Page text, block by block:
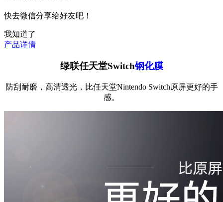
快去微信分享给好友吧！
我知道了
产品详情
绿联任天堂Switch钢化膜
防刮耐磨，高清透光，比任天堂Nintendo Switch原屏更好的手
感。